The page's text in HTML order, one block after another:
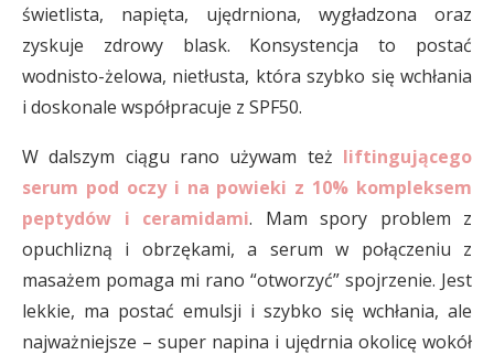
świetlista, napięta, ujędrniona, wygładzona oraz
zyskuje zdrowy blask. Konsystencja to postać
wodnisto-żelowa, nietłusta, która szybko się wchłania
i doskonale współpracuje z SPF50.
W dalszym ciągu rano używam też liftingującego
serum pod oczy i na powieki z 10% kompleksem
peptydów i ceramidami. Mam spory problem z
opuchlizną i obrzękami, a serum w połączeniu z
masażem pomaga mi rano “otworzyć” spojrzenie. Jest
lekkie, ma postać emulsji i szybko się wchłania, ale
najważniejsze – super napina i ujędrnia okolicę wokół